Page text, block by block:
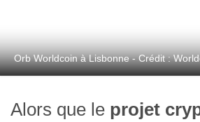
Orb Worldcoin à Lisbonne - Crédit :
Alors que le projet